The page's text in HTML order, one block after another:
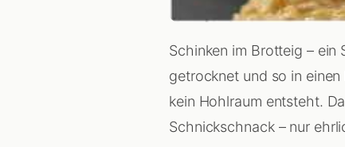
Schinken im Brotteig –
getrocknet und so in
kein Hohlraum entsteht.
Schnickschnack – nur